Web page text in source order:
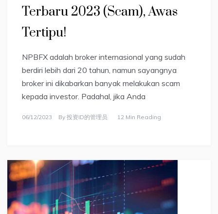
Terbaru 2023 (Scam), Awas
Tertipu!
NPBFX adalah broker internasional yang sudah
berdiri lebih dari 20 tahun, namun sayangnya
broker ini dikabarkan banyak melakukan scam
kepada investor. Padahal, jika Anda
06/12/2023 By 投资ID的管理员 12 Min Reading